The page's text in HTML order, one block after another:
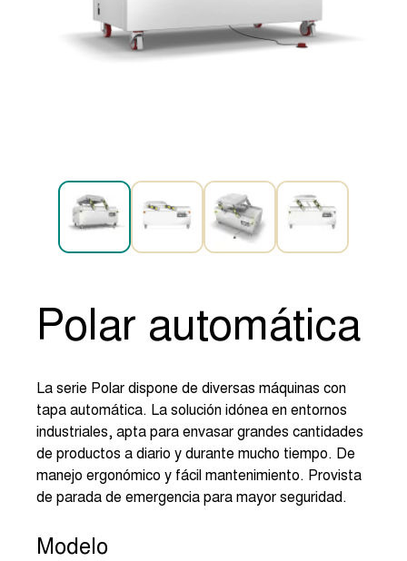
Polar automática
La serie Polar dispone de diversas máquinas con
tapa automática. La solución idónea en entornos
industriales, apta para envasar grandes cantidades
de productos a diario y durante mucho tiempo. De
manejo ergonómico y fácil mantenimiento. Provista
de parada de emergencia para mayor seguridad.
Modelo